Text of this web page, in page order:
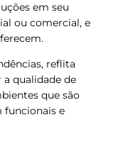
em seu
ou comercial, e
reflita
qualidade de
que são
funcionais e